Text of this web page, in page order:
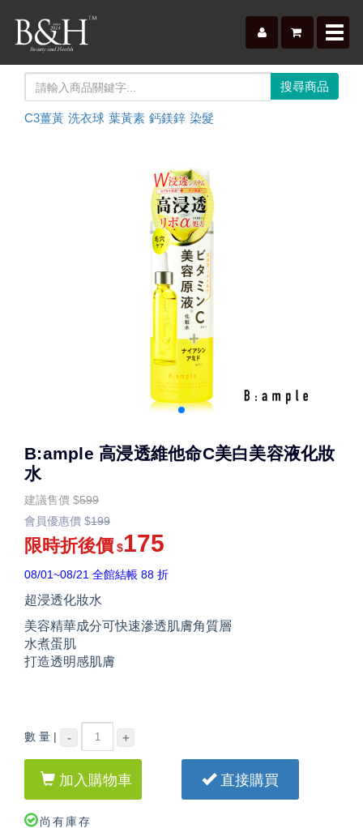
C3薑黃 洗衣球 葉黃素 鈣鎂鋅 染髮
B:ample 高浸透維他命C美白美容液化妝
水
建議售價 $599
會員優惠價 $199
限時折後價 $175
08/01~08/21 全館結帳 88 折
超浸透化妝水
美容精華成分可快速滲透肌膚角質層
水煮蛋肌
打造透明感肌膚
數 量 | - +
加入購物車 直接購買
尚有庫存